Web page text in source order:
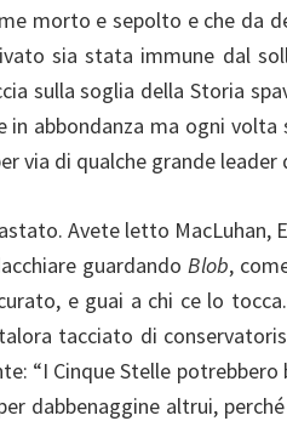
morto e sepolto e che da
sia stata immune dal
sulla soglia della Storia
in abbondanza ma ogni
via di qualche grande
Avete letto MacLuhan,
guardandoBlob,
e guai a chi ce lo
tacciato di
“I Cinque Stelle
dabbenaggine altrui,